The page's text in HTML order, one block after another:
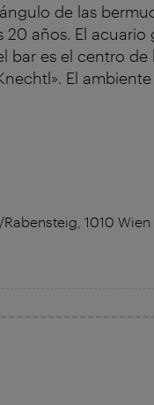
de las
20 años. El
bar es el centro
El
1010 Wien